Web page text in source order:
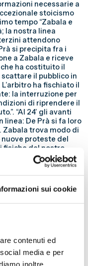
sui cookie
contenuti ed
media e per
inoltre
necessarie a
stoicismo
tempo “Zabala e
la nostra linea
attendono
si precipita fra i
a Zabala e riceve
ha costituito il
il pubblico in
ha fischiato il
la interruzione per
di riprendere il
“Al 24’ gli avanti
linea: De Prà si fa loro
Zabala trova modo di
proteste del
fisiche del nostro
rimane al suo
De Prà; ma questi
Ma Samitier
Prà, il quale si salva
da un ennesimo
intervento di Pilotta,
porta
dal campo. Gli
di vera tempra
fatto scattare il
il portiere italiano,